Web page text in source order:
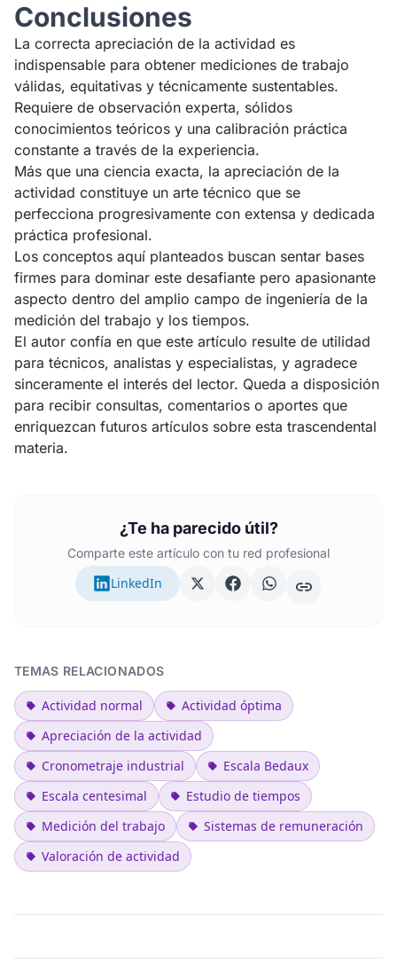
Conclusiones
La correcta apreciación de la actividad es
indispensable para obtener mediciones de trabajo
válidas, equitativas y técnicamente sustentables.
Requiere de observación experta, sólidos
conocimientos teóricos y una calibración práctica
constante a través de la experiencia.
Más que una ciencia exacta, la apreciación de la
actividad constituye un arte técnico que se
perfecciona progresivamente con extensa y dedicada
práctica profesional.
Los conceptos aquí planteados buscan sentar bases
firmes para dominar este desafiante pero apasionante
aspecto dentro del amplio campo de ingeniería de la
medición del trabajo y los tiempos.
El autor confía en que este artículo resulte de utilidad
para técnicos, analistas y especialistas, y agradece
sinceramente el interés del lector. Queda a disposición
para recibir consultas, comentarios o aportes que
enriquezcan futuros artículos sobre esta trascendental
materia.
¿Te ha parecido útil?
Comparte este artículo con tu red profesional
LinkedIn
TEMAS RELACIONADOS
Actividad normal
Actividad óptima
Apreciación de la actividad
Cronometraje industrial
Escala Bedaux
Escala centesimal
Estudio de tiempos
Medición del trabajo
Sistemas de remuneración
Valoración de actividad